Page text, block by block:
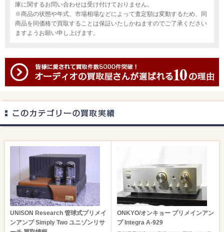
庫に関するお問い合わせは受け付けておりません。
※商品の状態や年式、市場相場などによって査定額は変動するため、同
商品を同価格で買取することは保証いたしかねますのでご了承ください
ますようお願い申し上げます。
UNISON Research 管球式プリメイ
ンアンプ Simply Two ユニゾンリサ
ONKYO/オンキョー プリメインアン
プ Integra A-929